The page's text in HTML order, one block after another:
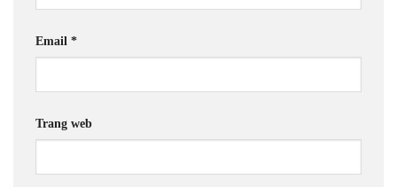
Email *
Trang web